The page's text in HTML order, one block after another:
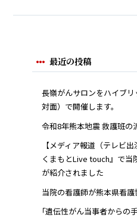
最近の投稿
長嶺がんサロンをハイブ
対面）で開催します。
令和8年熊本地震 救護班の
【メディア報道（テレビ
くまもとLive touch』で当
が紹介されました
当院の看護師が熊本県看
｢遺伝性がん当事者からの